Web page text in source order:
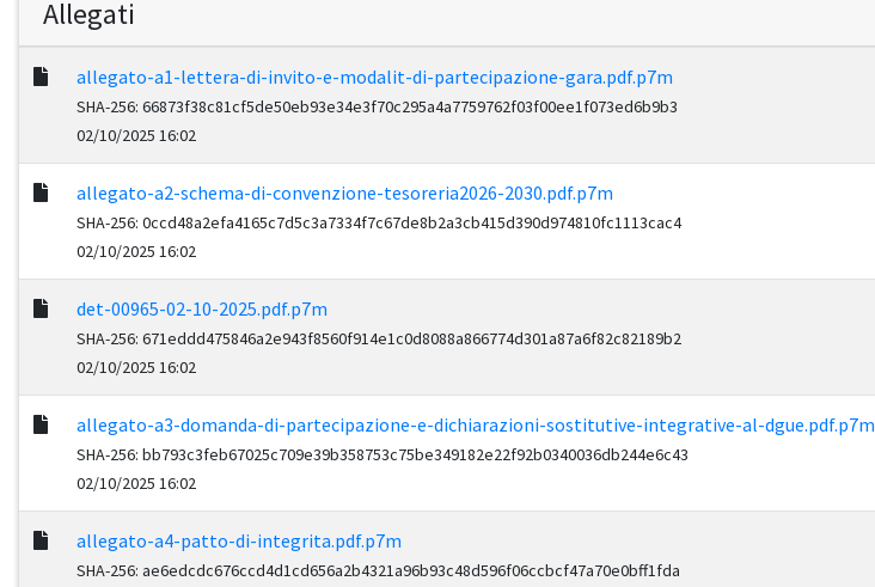
Allegati
allegato-a1-lettera-di-invito-e-modalit-di-partecipazione-gara.pdf.p7m
SHA-256: 66873f38c81cf5de50eb93e34e3f70c295a4a7759762f03f00ee1f073ed6b9b3
02/10/2025 16:02
allegato-a2-schema-di-convenzione-tesoreria2026-2030.pdf.p7m
SHA-256: 0ccd48a2efa4165c7d5c3a7334f7c67de8b2a3cb415d390d974810fc1113cac4
02/10/2025 16:02
det-00965-02-10-2025.pdf.p7m
SHA-256: 671eddd475846a2e943f8560f914e1c0d8088a866774d301a87a6f82c82189b2
02/10/2025 16:02
allegato-a3-domanda-di-partecipazione-e-dichiarazioni-sostitutive-integrative-al-dgue.pdf.p7m
SHA-256: bb793c3feb67025c709e39b358753c75be349182e22f92b0340036db244e6c43
02/10/2025 16:02
allegato-a4-patto-di-integrita.pdf.p7m
SHA-256: ae6edcdc676ccd4d1cd656a2b4321a96b93c48d596f06ccbcf47a70e0bff1fda